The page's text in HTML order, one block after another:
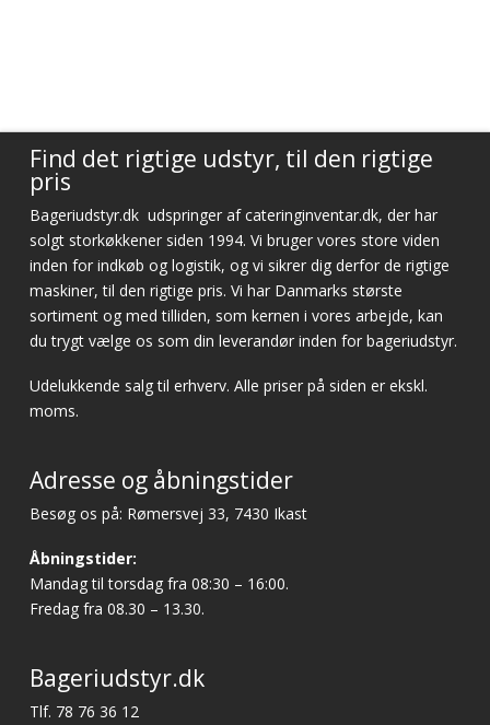
Find det rigtige udstyr, til den rigtige
pris
Bageriudstyr.dk udspringer af cateringinventar.dk, der har
solgt storkøkkener siden 1994. Vi bruger vores store viden
inden for indkøb og logistik, og vi sikrer dig derfor de rigtige
maskiner, til den rigtige pris. Vi har Danmarks største
sortiment og med tilliden, som kernen i vores arbejde, kan
du trygt vælge os som din leverandør inden for bageriudstyr.
Udelukkende salg til erhverv. Alle priser på siden er ekskl.
moms.
Adresse og åbningstider
Besøg os på: Rømersvej 33, 7430 Ikast
Åbningstider:
Mandag til torsdag fra 08:30 – 16:00.
Fredag fra 08.30 – 13.30.
Bageriudstyr.dk
Tlf. 78 76 36 12